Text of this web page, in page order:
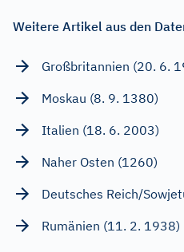
Weitere Artikel aus den
Großbritannien (20. 6.
Moskau (8. 9. 1380)
Italien (18. 6. 2003)
Naher Osten (1260)
Deutsches Reich/
Rumänien (11. 2. 1938)